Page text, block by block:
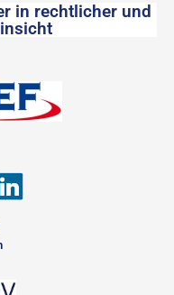
in rechtlicher und